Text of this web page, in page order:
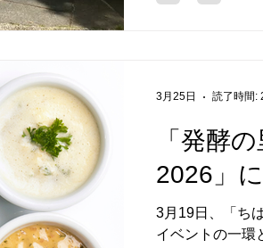
パン ブリスボ
てくださった方
試食で気に入
ンストアでの
らせを楽しみに
ちゃんの肌を第
ン100%の新生
「発酵
2026」
3月19日、「ち
イベントの一環
3月25日 読了時間: